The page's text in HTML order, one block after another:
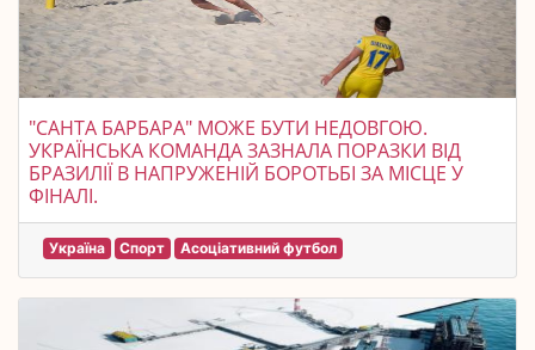
"САНТА БАРБАРА" МОЖЕ БУТИ НЕДОВГОЮ.
УКРАЇНСЬКА КОМАНДА ЗАЗНАЛА ПОРАЗКИ ВІД
БРАЗИЛІЇ В НАПРУЖЕНІЙ БОРОТЬБІ ЗА МІСЦЕ У
ФІНАЛІ.
Україна Спорт Асоціативний футбол